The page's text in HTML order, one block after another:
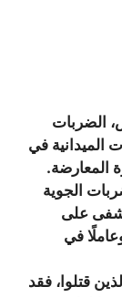
الضربات
الميدانية في
المعارضة.
الجوية
أدت إلى تدمير 12 مستشفى على
من 35 مريضًا وعاملًا في
قتلوا، فقد